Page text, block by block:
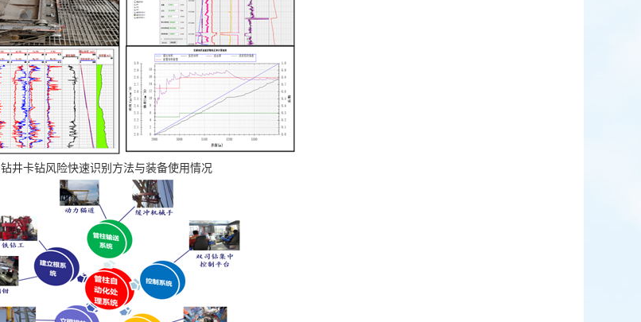
钻井卡钻风险快速识别方法与装备使用情况